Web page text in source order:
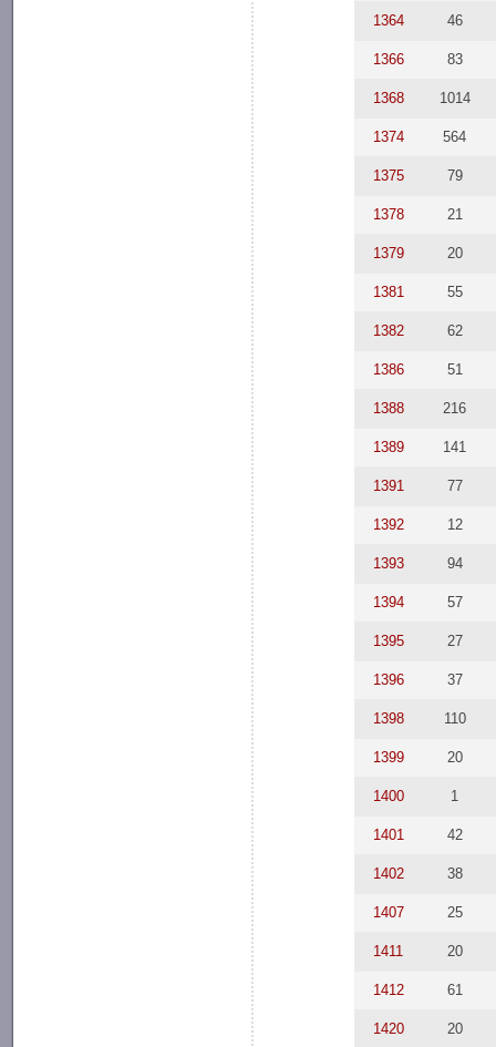
1364 46
1366 83
1368 1014
1374 564
1375 79
1378 21
1379 20
1381 55
1382 62
1386 51
1388 216
1389 141
1391 77
1392 12
1393 94
1394 57
1395 27
1396 37
1398 110
1399 20
1400 1
1401 42
1402 38
1407 25
1411 20
1412 61
1420 20